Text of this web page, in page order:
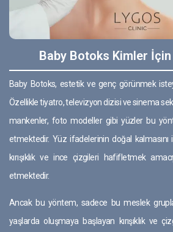
Baby Botoks Kimler
Baby Botoks, estetik ve genç görünmek
Özellikle tiyatro, televizyon dizisi ve sinema
mankenler, foto modeller gibi yüzler bu
etmektedir. Yüz ifadelerinin doğal
kırışıklık ve ince çizgileri hafifletmek
etmektedir.
Ancak bu yöntem, sadece bu meslek
yaşlarda oluşmaya başlayan kırışıklık ve